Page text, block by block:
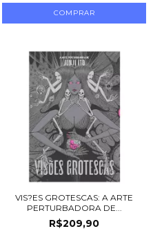
VIS?ES GROTESCAS: A ARTE
PERTURBADORA DE...
R$209,90